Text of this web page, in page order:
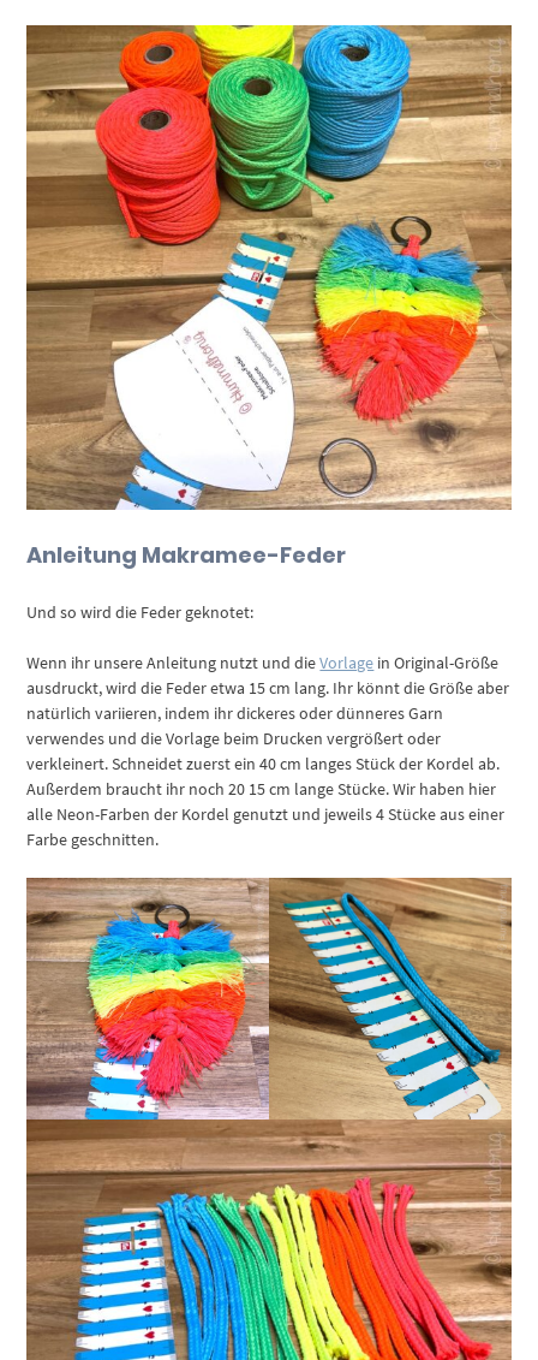
Anleitung Makramee-Feder
Und so wird die Feder geknotet:
Wenn ihr unsere Anleitung nutzt und dieVorlage in Original-Größe
ausdruckt, wird die Feder etwa 15 cm lang. Ihr könnt die Größe aber
natürlich variieren, indem ihr dickeres oder dünneres Garn
verwendes und die Vorlage beim Drucken vergrößert oder
verkleinert. Schneidet zuerst ein 40 cm langes Stück der Kordel ab.
Außerdem braucht ihr noch 20 15 cm lange Stücke. Wir haben hier
alle Neon-Farben der Kordel genutzt und jeweils 4 Stücke aus einer
Farbe geschnitten.